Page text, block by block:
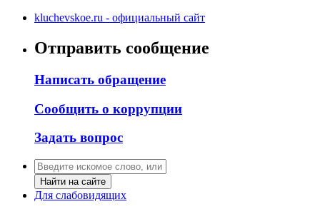
kluchevskoe.ru - официальный сайт
Отправить сообщение
Написать обращение
Сообщить о коррупции
Задать вопрос
Найти на сайте
Для слабовидящих